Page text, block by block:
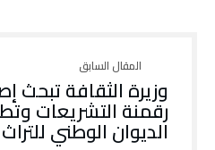
وزيرة الثقافة تبحث
رقمنة التشريعات
الديوان الوطني للتراث